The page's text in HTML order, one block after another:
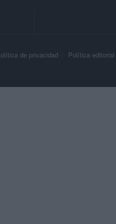
de privacidad Política editorial